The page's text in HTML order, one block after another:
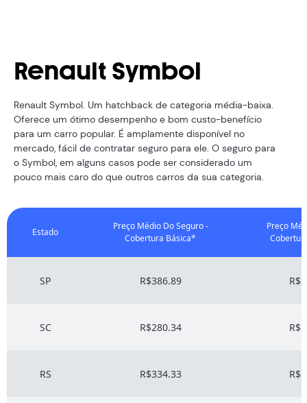
Renault Symbol
Renault Symbol. Um hatchback de categoria média-baixa.
Oferece um ótimo desempenho e bom custo-benefício
para um carro popular. É amplamente disponível no
mercado, fácil de contratar seguro para ele. O seguro para
o Symbol, em alguns casos pode ser considerado um
pouco mais caro do que outros carros da sua categoria.
Estado
Preço Médio Do Seguro -
Cobertura Básica*
Preço
SP R$386.89
SC R$280.34
RS R$334.33